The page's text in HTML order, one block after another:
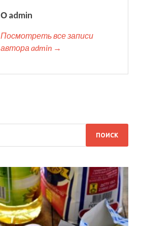
О admin
Посмотреть все записи
автора admin →